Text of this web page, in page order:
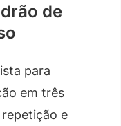
de
para
em três
e